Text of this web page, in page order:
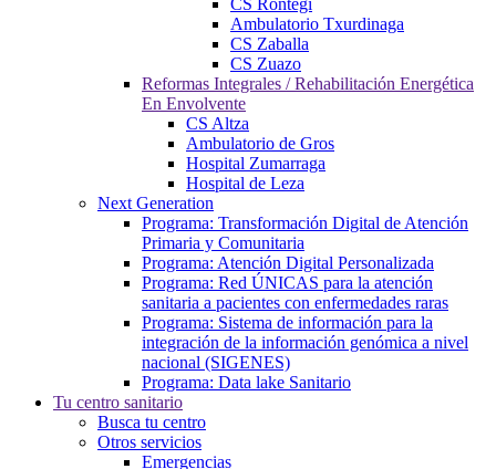
CS Rontegi
Ambulatorio Txurdinaga
CS Zaballa
CS Zuazo
Reformas Integrales / Rehabilitación Energética
En Envolvente
CS Altza
Ambulatorio de Gros
Hospital Zumarraga
Hospital de Leza
Next Generation
Programa: Transformación Digital de Atención
Primaria y Comunitaria
Programa: Atención Digital Personalizada
Programa: Red ÚNICAS para la atención
sanitaria a pacientes con enfermedades raras
Programa: Sistema de información para la
integración de la información genómica a nivel
nacional (SIGENES)
Programa: Data lake Sanitario
Tu centro sanitario
Busca tu centro
Otros servicios
Emergencias